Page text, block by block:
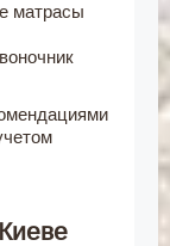
матрасы